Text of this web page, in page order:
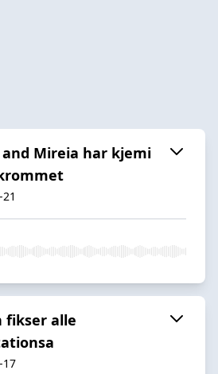
and Mireia har kjemi
fikser alle
17